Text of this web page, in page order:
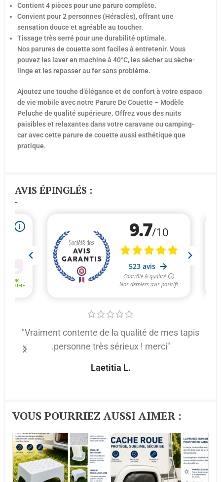
Contient 4 pièces pour une parure complète.
Convient pour 2 personnes (Héraclès), offrant une
sensation douce et agréable au toucher.
Tissage très serré pour une durabilité optimale.
Nos parures de couette sont faciles à entretenir. Vous
pouvez les laver en machine à 40°C, les sécher au sèche-
linge et les repasser au fer sans problème.
Ajoutez une touche d’élégance et de confort à votre espace
de vie mobile avec notre Parure De Couette – Modèle
Peluche de qualité supérieure. Offrez vous des nuits
paisibles et relaxantes dans votre caravane ou camping-
car avec cette parure de couette aussi esthétique que
pratique.
AVIS ÉPINGLÉS :
"Vraiment contente de la qualité de mes tapis
.personne très sérieux ! merci"
Laetitia L.
VOUS POURRIEZ AUSSI AIMER :​